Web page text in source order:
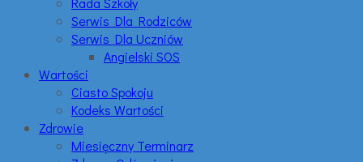
Serwis Dla Rodziców
Serwis Dla Uczniów
Angielski SOS
Wartości
Ciasto Spokoju
Kodeks Wartości
Zdrowie
Miesięczny Terminarz